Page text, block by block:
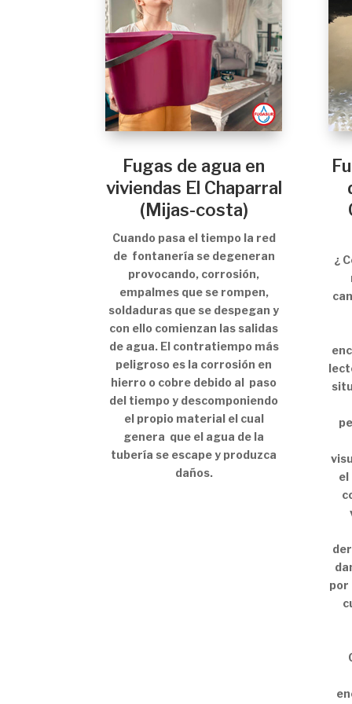
Fugas de agua en
viviendas El Chaparral
(Mijas-costa)
Cuando pasa el tiempo la red
de fontanería se degeneran
provocando, corrosión,
empalmes que se rompen,
soldaduras que se despegan y
con ello comienzan las salidas
de agua. El contratiempo más
peligroso es la corrosión en
hierro o cobre debido al paso
del tiempo y descomponiendo
el propio material el cual
genera que el agua de la
tubería se escape y produzca
daños.
¿
el
por